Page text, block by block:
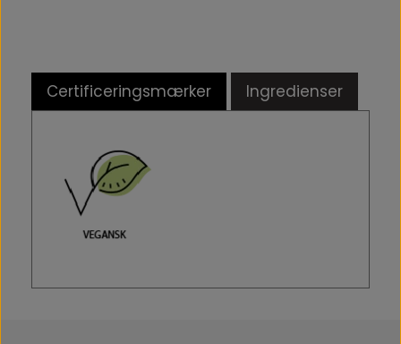
Certificeringsmærker Ingredienser